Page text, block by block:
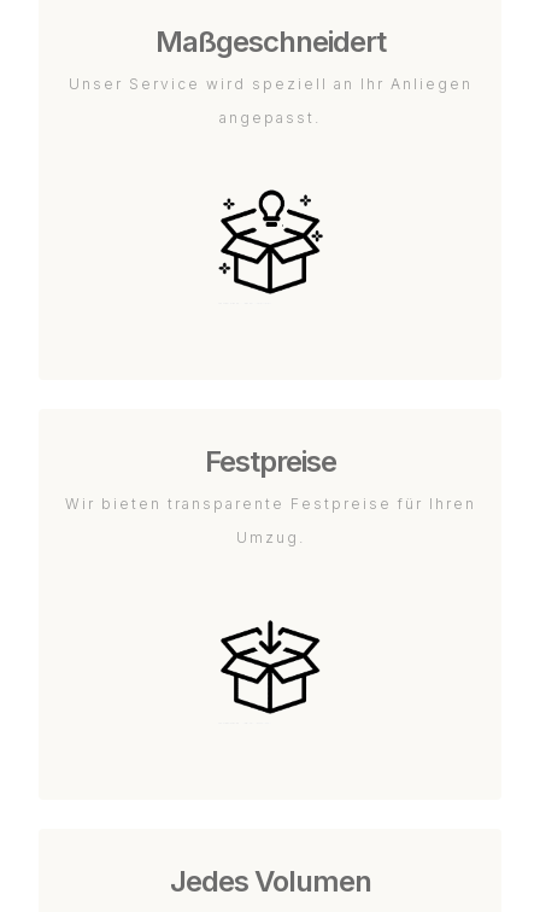
Maßgeschneidert
Unser Service wird speziell an Ihr Anliegen
angepasst.
Festpreise
Wir bieten transparente Festpreise für Ihren
Umzug.
Jedes Volumen